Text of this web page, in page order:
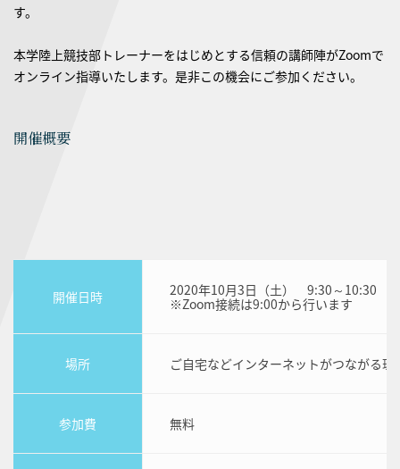
す。
本学陸上競技部トレーナーをはじめとする信頼の講師陣がZoomで
オンライン指導いたします。是非この機会にご参加ください。
開催概要
開催日時
2020年10月3日（土） 9:30～10:30
※Zoom接続は9:00から行います
場所 ご自宅などインターネットがつながる
参加費 無料